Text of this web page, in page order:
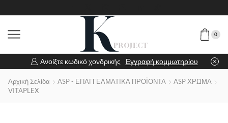
0
Ανοίξτε κωδικό χονδρικής Εγγραφή κομμωτηρίου
Αρχική Σελίδα ASP - ΕΠΑΓΓΕΛΜΑΤΙΚΑ ΠΡΟΪΟΝΤΑ
ASP ΧΡΩΜΑ
VITAPLEX